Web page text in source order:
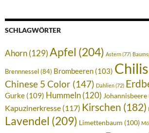
SCHLAGWÖRTER
Ahorn(129)Apfel (204) Astern(77)
Brennnessel (84) Brombeeren (103) Chilis
Chinese 5 Color (147) Dahlien(72)
Gurke (109) Hummeln (120) Johannisbeere
Kapuzinerkresse (117) Kirschen (182)
Lavendel (209) Limettenbaum (100)